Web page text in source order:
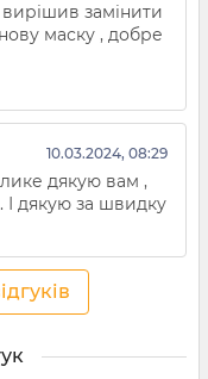
замінити
маску , добре
10.03.2024, 08:29
дякую вам ,
І дякую за швидку